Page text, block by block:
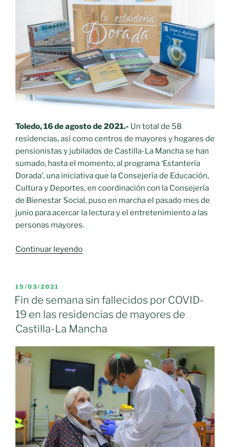
fotovoltaica
para
la
generación
de
energía
limpia
gracias
al
IDAE
Diputación»
Toledo, 16 de agosto de 2021.- Un total de 58
residencias, así como centros de mayores y hogares de
pensionistas y jubilados de Castilla-La Mancha se han
sumado, hasta el momento, al programa ‘Estantería
Dorada’, una iniciativa que la Consejería de Educación,
Cultura y Deportes, en coordinación con la Consejería
de Bienestar Social, puso en marcha el pasado mes de
junio para acercar la lectura y el entretenimiento a las
personas mayores.
Continuar leyendo«‘La
a
58
residencias,
centros
de
mayores
hogares
de
pensionistas
y
jubilados
PUBLICADO
EL
15/03/2021
Fin de semana sin fallecidos por COVID-
19 en las residencias de mayores de
Castilla-La Mancha